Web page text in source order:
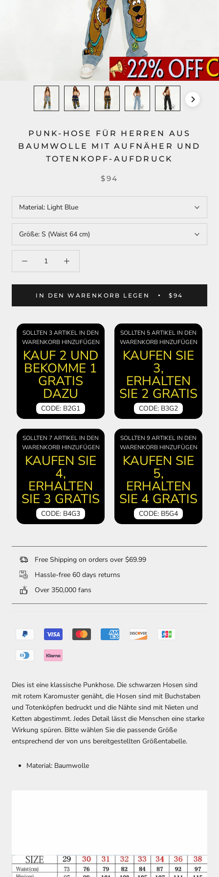
PUNK-HOSE FÜR HERREN AUS
BAUMWOLLE MIT AUFNÄHER UND
TOTENKOPF-AUFDRUCK
$94
Material: Light Blue
Größe: S (Waist 64 cm)
IN DEN WARENKORB LEGEN $94
SOLLTEN 3 ARTIKEL IN DEN
WARENKORB HINZUFÜGEN
KAUF 2 UND
BEKOMME 1
GRATIS
DAZU
CODE: B2G1
SOLLTEN 5 ARTIKEL IN DEN
WARENKORB HINZUFÜGEN
KAUFEN SIE
3,
ERHALTEN
SIE 2 GRATIS
CODE: B3G2
SOLLTEN 7 ARTIKEL IN DEN
WARENKORB HINZUFÜGEN
KAUFEN SIE
4,
ERHALTEN
SIE 3 GRATIS
CODE: B4G3
SOLLTEN 9 ARTIKEL IN DEN
WARENKORB HINZUFÜGEN
KAUFEN SIE
5,
ERHALTEN
SIE 4 GRATIS
CODE: B5G4
Free Shipping on orders over $69.99
Hassle-free 60 days returns
Over 350,000 fans
Dies ist eine klassische Punkhose. Die schwarzen Hosen sind
mit rotem Karomuster genäht, die Hosen sind mit Buchstaben
und Totenköpfen bedruckt und die Nähte sind mit Nieten und
Ketten abgestimmt. Jedes Detail lässt die Menschen eine starke
Wirkung spüren. Bitte wählen Sie die passende Größe
entsprechend der von uns bereitgestellten Größentabelle.
Material: Baumwolle